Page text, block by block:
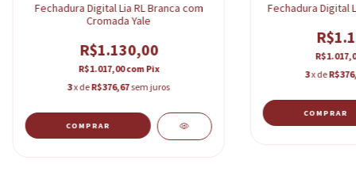
Fechadura Digital Lia RL Branca com
Cromada Yale
R$1.130,00
R$1.017,00comPix
3x deR$376,67sem juros
COMPRAR
Fechadura Digital
3x de
COMPRAR